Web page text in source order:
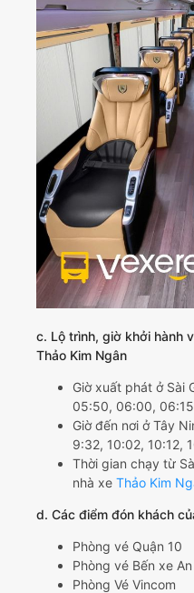
c. Lộ trình, giờ khởi hành
Thảo Kim Ngân
Giờ xuất phát ở Sài
05:50, 06:00,
Giờ đến nơi ở Tây
9:32, 10:02, 10:12,
Thời gian chạy từ
nhà xe Thảo Kim
d. Các điểm đón khách
Phòng vé Quận 10
Phòng vé Bến xe
Phòng Vé Vincom